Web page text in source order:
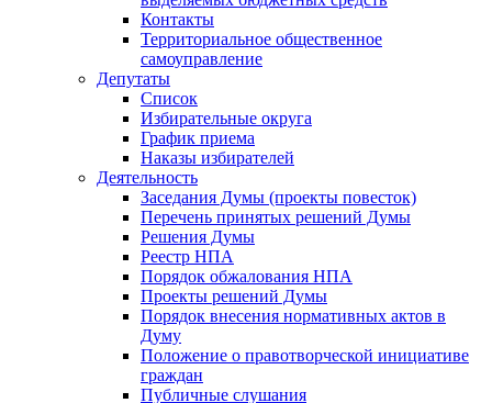
Контакты
Территориальное общественное
самоуправление
Депутаты
Список
Избирательные округа
График приема
Наказы избирателей
Деятельность
Заседания Думы (проекты повесток)
Перечень принятых решений Думы
Решения Думы
Реестр НПА
Порядок обжалования НПА
Проекты решений Думы
Порядок внесения нормативных актов в
Думу
Положение о правотворческой инициативе
граждан
Публичные слушания